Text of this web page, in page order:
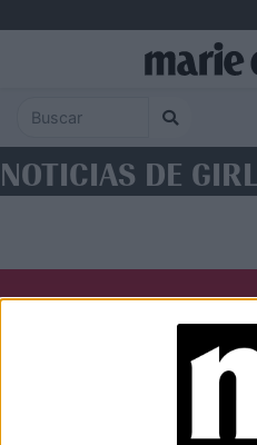
NOTICIAS DE
Caras